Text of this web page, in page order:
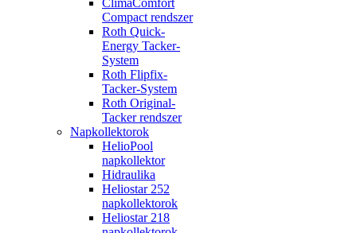
ClimaComfort
Compact rendszer
Roth Quick-
Energy Tacker-
System
Roth Flipfix-
Tacker-System
Roth Original-
Tacker rendszer
Napkollektorok
HelioPool
napkollektor
Hidraulika
Heliostar 252
napkollektorok
Heliostar 218